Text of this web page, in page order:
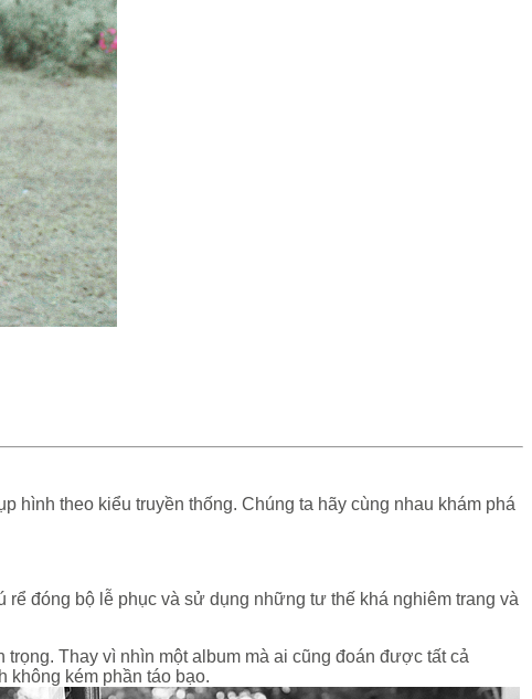
theo kiểu truyền thống. Chúng ta hãy cùng nhau khám phá
đóng bộ lễ phục và sử dụng những tư thế khá nghiêm trang và
Thay vì nhìn một album mà ai cũng đoán được tất cả
không kém phần táo bạo.